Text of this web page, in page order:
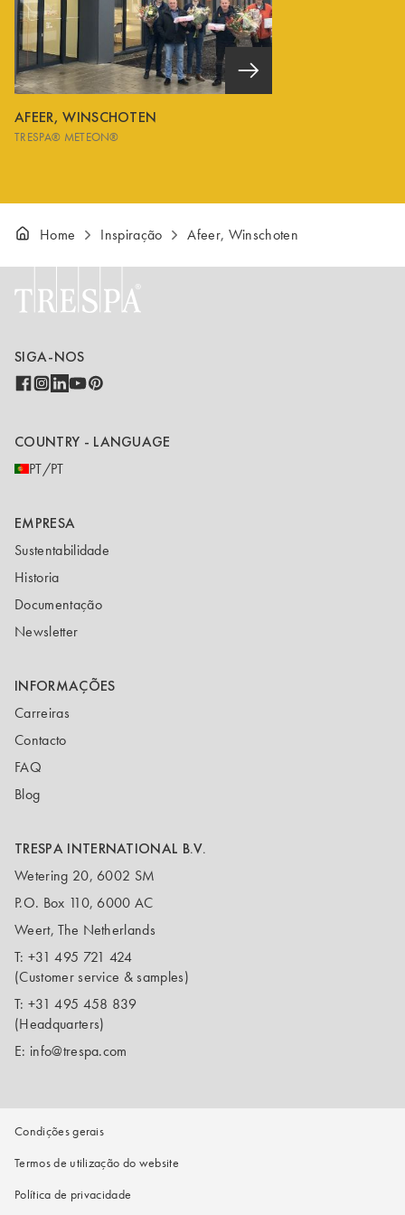
AFEER, WINSCHOTEN
TRESPA® METEON®
Home Inspiração Afeer, Winschoten
SIGA-NOS
COUNTRY - LANGUAGE
PT/PT
EMPRESA
Sustentabilidade
Historia
Documentação
Newsletter
INFORMAÇÕES
Carreiras
Contacto
FAQ
Blog
TRESPA INTERNATIONAL B.V.
Wetering 20, 6002 SM
P.O. Box 110, 6000 AC
Weert, The Netherlands
T: +31 495 721 424
(Customer service & samples)
T: +31 495 458 839
(Headquarters)
E: info@trespa.com
Condições gerais
Termos de utilização do website
Política de privacidade